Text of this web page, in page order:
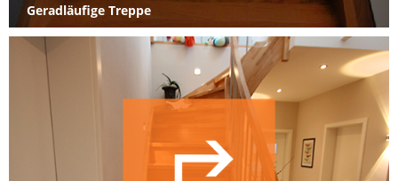
Geradläufige Treppe